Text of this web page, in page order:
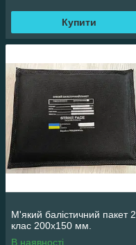
Купити
М'який балістичний пакет 2
клас 200х150 мм.
В наявності